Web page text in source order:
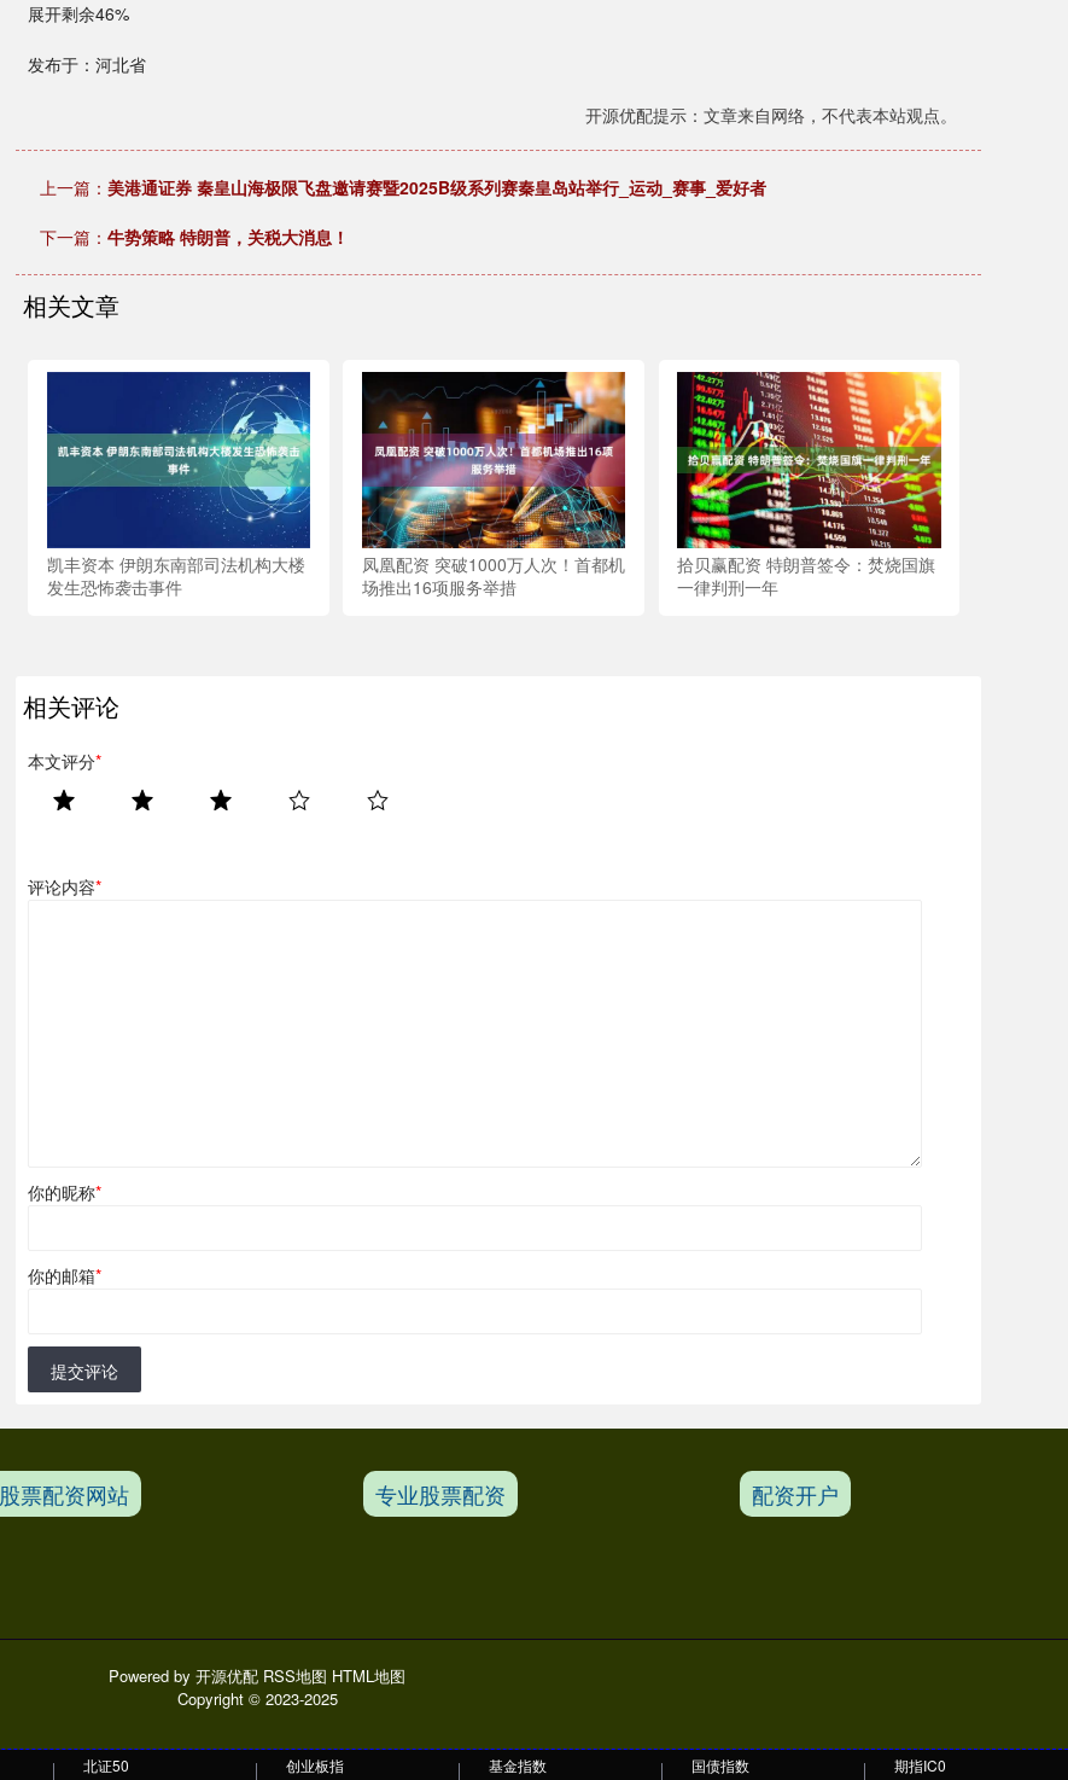
展开剩余46%
发布于：河北省
开源优配提示：文章来自网络，不代表本站观点。
上一篇： 美港通证券 秦皇山海极限飞盘邀请赛暨2025B级系列赛秦皇岛站举行_运动_赛事_爱好者
下一篇： 牛势策略 特朗普，关税大消息！
相关文章
凯丰资本 伊朗东南部司法机构大楼
发生恐怖袭击事件
凤凰配资 突破1000万人次！首都机
场推出16项服务举措
拾贝赢配资 特朗普签令：焚烧国旗
一律判刑一年
相关评论
本文评分*
评论内容*
你的昵称*
你的邮箱*
提交评论
北证50
创业板指
基金指数
国债指数
期指IC0
股票配资网站 专业股票配资 配资开户
Powered by 开源优配 RSS地图 HTML地图
Copyright © 2023-2025